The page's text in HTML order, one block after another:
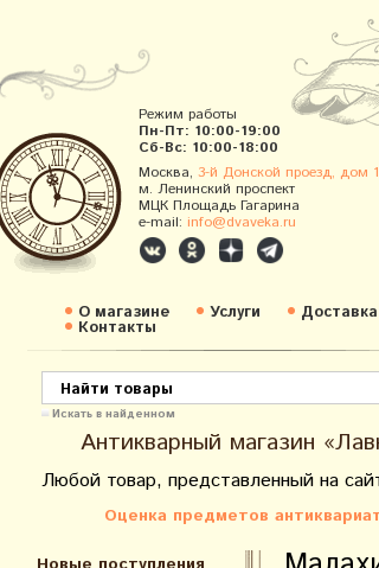
Режим работы
Пн-Пт: 10:00-19:00
Сб-Вс: 10:00-18:00
Москва, 3-й Донской проезд, дом 1
м. Ленинский проспект
МЦК Площадь Гагарина
e-mail: info@dvaveka.ru
О магазине Услуги
Контакты
Искать в найденном
Антикварный магазин
Любой товар, представленный на
Оценка предметов